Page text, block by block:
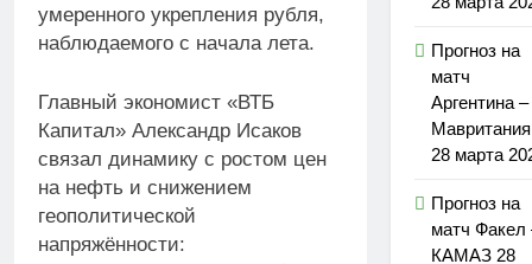
умеренного укрепления рубля,
наблюдаемого с начала лета.
Главный экономист «ВТБ
Капитал» Александр Исаков
связал динамику с ростом цен
на нефть и снижением
геополитической
напряжённости:
Прогноз на
матч
Аргентина –
Мавритания
28 марта
Прогноз на
матч Факел
КАМАЗ 28